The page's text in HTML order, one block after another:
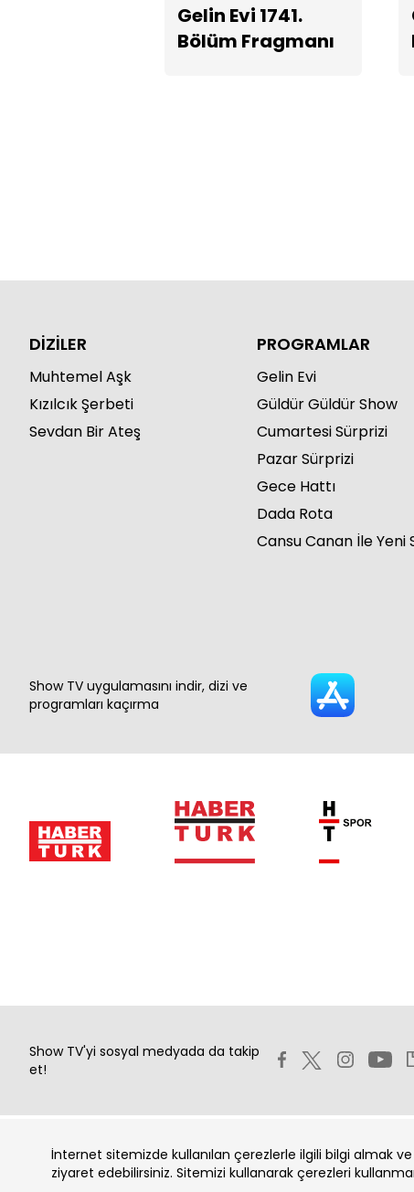
Gelin Evi 1741.
Bölüm Fragmanı
İnternet sitemizde kullanılan çerezlerle ilgili bilgi almak
ziyaret edebilirsiniz. Sitemizi kullanarak çerezleri
DİZİLER
Muhtemel Aşk
Kızılcık Şerbeti
Sevdan Bir Ateş
PROGRAMLAR
Gelin Evi
Güldür Güldür Show
Cumartesi Sürprizi
Pazar Sürprizi
Gece Hattı
Dada Rota
Cansu Canan İle Yeni
Show TV uygulamasını indir, dizi ve
programları kaçırma
Show TV'yi sosyal medyada da takip
et!
Copyright 2026 Show Televizyon Yayıncılık A.Ş.